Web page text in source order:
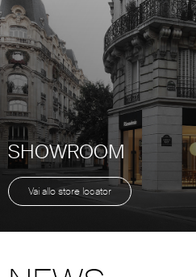
SHOWROOM
Vai allo store locator